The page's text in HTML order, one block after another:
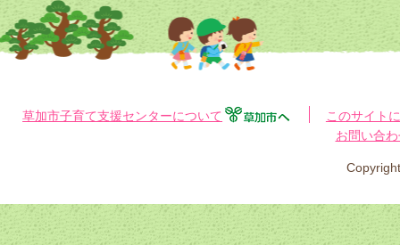
草加市子育て支援センターについて
このサイト
お問い合